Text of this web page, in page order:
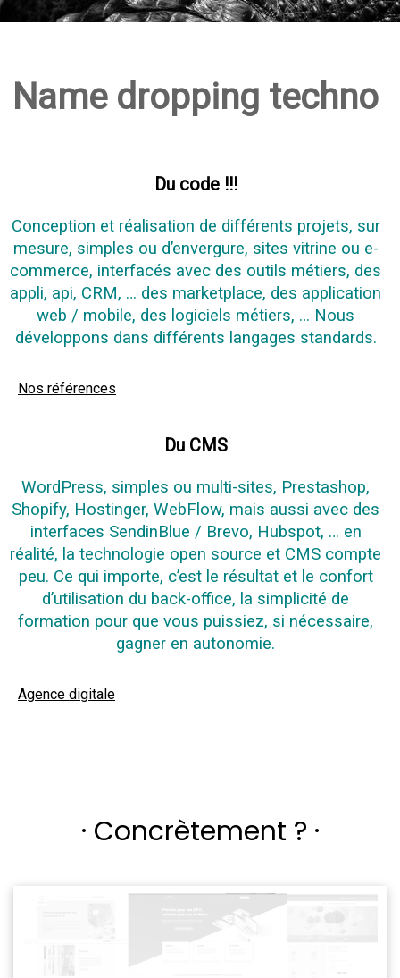
Name dropping techno
Du code !!!
Conception et réalisation de différents projets, sur
mesure, simples ou d’envergure, sites vitrine ou e-
commerce, interfacés avec des outils métiers, des
appli, api, CRM, … des marketplace, des application
web / mobile, des logiciels métiers, … Nous
développons dans différents langages standards.
Nos références
Du CMS
WordPress, simples ou multi-sites, Prestashop,
Shopify, Hostinger, WebFlow, mais aussi avec des
interfaces SendinBlue / Brevo, Hubspot, … en
réalité, la technologie open source et CMS compte
peu. Ce qui importe, c’est le résultat et le confort
d’utilisation du back-office, la simplicité de
formation pour que vous puissiez, si nécessaire,
gagner en autonomie.
Agence digitale
· Concrètement ? ·